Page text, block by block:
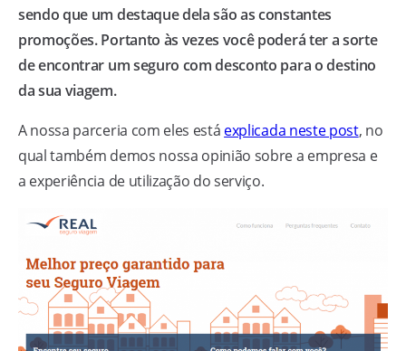
sendo que um destaque dela são as constantes
promoções. Portanto às vezes você poderá ter a sorte
de encontrar um seguro com desconto para o destino
da sua viagem.
A nossa parceria com eles está explicada neste post, no
qual também demos nossa opinião sobre a empresa e
a experiência de utilização do serviço.